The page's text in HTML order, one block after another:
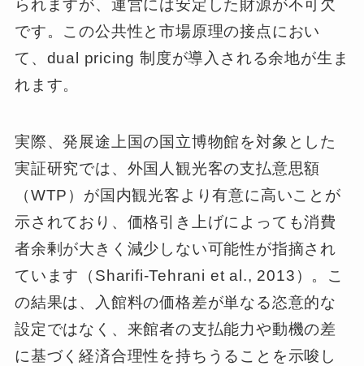
られますが、運営には安定した財源が不可欠
です。この公共性と市場原理の接点におい
て、dual pricing 制度が導入される余地が生ま
れます。
実際、発展途上国の国立博物館を対象とした
実証研究では、外国人観光客の支払意思額
（WTP）が国内観光客より有意に高いことが
示されており、価格引き上げによっても消費
者余剰が大きく減少しない可能性が指摘され
ています（Sharifi-Tehrani et al., 2013）。こ
の結果は、入館料の価格差が単なる恣意的な
設定ではなく、来館者の支払能力や動機の差
に基づく経済合理性を持ちうることを示唆し